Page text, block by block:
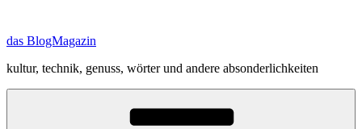
springen
das BlogMagazin
kultur, technik, genuss, wörter und andere absonderlichkeiten